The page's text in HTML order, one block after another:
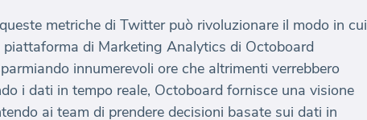
metriche di Twitter può rivoluzionare il modo in cui
di Marketing Analytics di Octoboard
innumerevoli ore che altrimenti verrebbero
i dati in tempo reale, Octoboard fornisce una visione
ai team di prendere decisioni basate sui dati in